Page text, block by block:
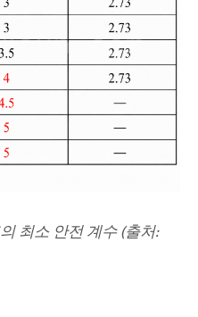
최소 안전 계수 (출처: